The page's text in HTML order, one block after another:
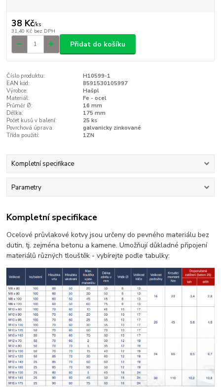
38 Kč/ks
31,40 Kč bez DPH
Přidat do košíku
Číslo produktu:
H10599-1
EAN kód:
8591530105997
Výrobce:
Hašpl
Materiál:
Fe - ocel
Průměr Ø:
16 mm
Délka:
175 mm
Počet kusů v balení:
25 ks
Povrchová úprava:
galvanicky zinkované
Třída použití:
1ZN
Kompletní specifikace
Parametry
Kompletní specifikace
Ocelové průvlakové kotvy jsou určeny do pevného materiálu bez
dutin, tj. zejména betonu a kamene. Umožňují důkladné připojení
materiálů různých tlouštěk - vybírejte podle tabulky: